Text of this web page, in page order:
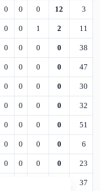
0 0 0 12 3
0 0 1 2 11
0 0 0 0 38
0 0 0 0 47
0 0 0 0 30
0 0 0 0 32
0 0 0 0 51
0 0 0 0 6
0 0 0 0 23
37